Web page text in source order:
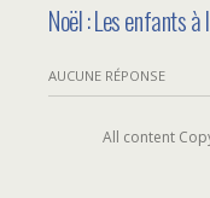
Noël : Les enfants à
AUCUNE RÉPONSE
All content